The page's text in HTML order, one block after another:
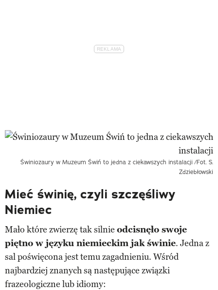
Świniozaury w Muzeum Świń to jedna z ciekawszych instalacji /Fot. S.
Zdziebłowski
Mieć świnię, czyli szczęśliwy
Niemiec
Mało które zwierzę tak silnie odcisnęło swoje
piętno w języku niemieckim jak świnie. Jedna z
sal poświęcona jest temu zagadnieniu. Wśród
najbardziej znanych są następujące związki
frazeologiczne lub idiomy: